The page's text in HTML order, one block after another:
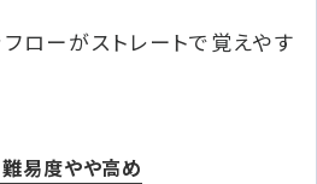
ローがストレートで覚えやす
易度やや高め